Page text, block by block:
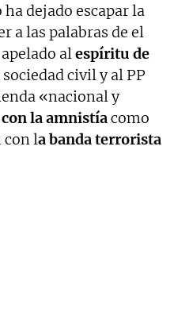
dejado escapar la
a las palabras de el
alespíritu de
civil y al PP
«nacional y
con la amnistíacomo
con la banda terrorista